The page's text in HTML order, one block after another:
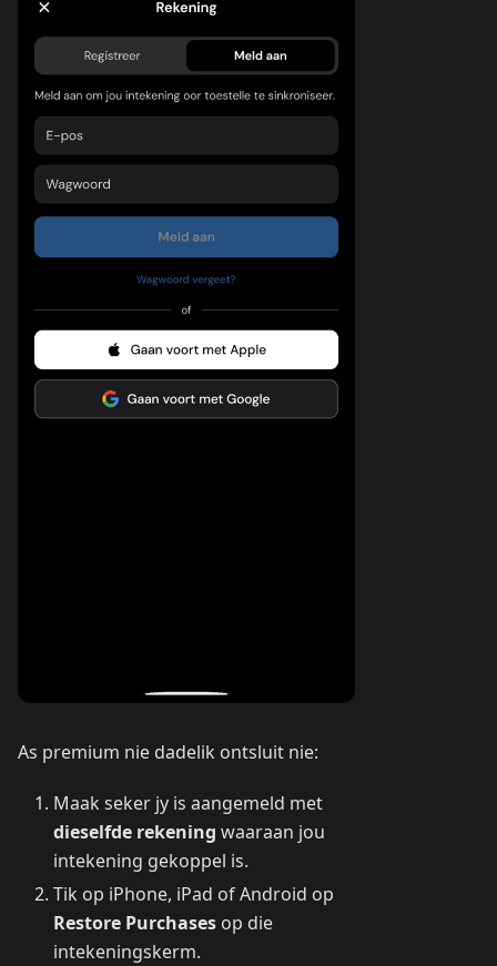
As premium nie dadelik ontsluit nie:
Maak seker jy is aangemeld met
dieselfde rekening waaraan jou
intekening gekoppel is.
Tik op iPhone, iPad of Android op
Restore Purchases op die
intekeningskerm.